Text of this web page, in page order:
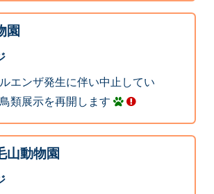
園
エンザ発生に伴い中止してい
類展示を再開します
山動物園